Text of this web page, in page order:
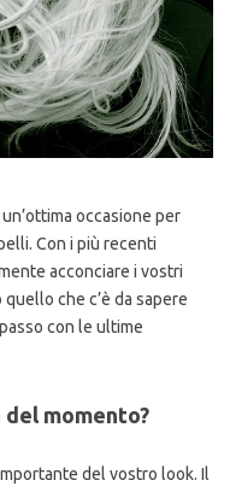
occasione per
Con i più recenti
acconciare i vostri
che c’è da sapere
con le ultime
momento?
del vostro look. Il